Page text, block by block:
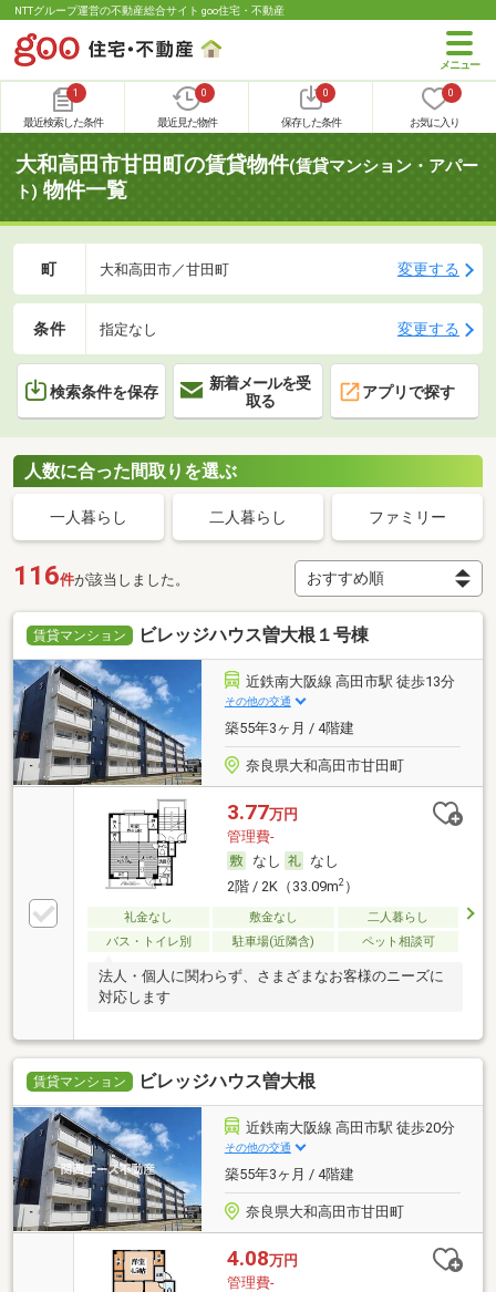
NTTグループ運営の不動産総合サイト goo住宅・不動産
1
最近検索した条件
0
最近見た物件
0
保存した条件
0
お気に入り
大和高田市甘田町の賃貸物件(賃貸マンション・アパー
ト) 物件一覧
町 大和高田市／甘田町 変更する
条件 指定なし 変更する
検索条件を保存
新着メールを受
取る
アプリで探す
人数に合った間取りを選ぶ
一人暮らし 二人暮らし ファミリー
116件が該当しました。
賃貸マンション ビレッジハウス曽大根１号棟
近鉄南大阪線 高田市駅 徒歩13分
その他の交通
築55年3ヶ月 / 4階建
奈良県大和高田市甘田町
3.77万円
管理費-
なし
なし
2階 / 2K（33.09m2）
礼金なし 敷金なし
二人暮らし
バス・トイレ別
駐車場(近隣含) ペット相談可
法人・個人に関わらず、さまざまなお客様のニーズに
対応します
賃貸マンション ビレッジハウス曽大根
近鉄南大阪線 高田市駅 徒歩20分
その他の交通
築55年3ヶ月 / 4階建
奈良県大和高田市甘田町
4.08万円
管理費-